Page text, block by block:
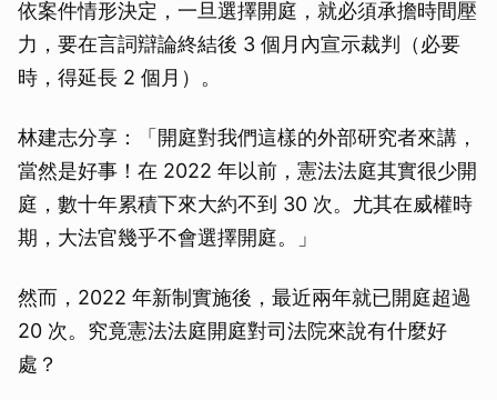
依案件情形決定，一旦選擇開庭，就必須承擔時間壓
力，要在言詞辯論終結後 3 個月內宣示裁判（必要
時，得延長 2 個月）。
林建志分享：「開庭對我們這樣的外部研究者來講，
當然是好事！在 2022 年以前，憲法法庭其實很少開
庭，數十年累積下來大約不到 30 次。尤其在威權時
期，大法官幾乎不會選擇開庭。」
然而，2022 年新制實施後，最近兩年就已開庭超過
20 次。究竟憲法法庭開庭對司法院來說有什麼好
處？